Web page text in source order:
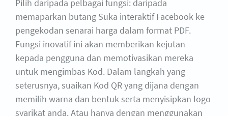
Pilih daripada pelbagai fungsi: daripada
memaparkan butang Suka interaktif Facebook ke
pengekodan senarai harga dalam format PDF.
Fungsi inovatif ini akan memberikan kejutan
kepada pengguna dan memotivasikan mereka
untuk mengimbas Kod. Dalam langkah yang
seterusnya, suaikan Kod QR yang dijana dengan
memilih warna dan bentuk serta menyisipkan logo
syarikat anda. Atau hanya dengan menggunakan